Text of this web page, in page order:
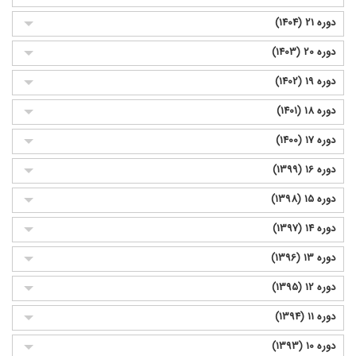
دوره 21 (1404)
دوره 20 (1403)
دوره 19 (1402)
دوره 18 (1401)
دوره 17 (1400)
دوره 16 (1399)
دوره 15 (1398)
دوره 14 (1397)
دوره 13 (1396)
دوره 12 (1395)
دوره 11 (1394)
دوره 10 (1393)